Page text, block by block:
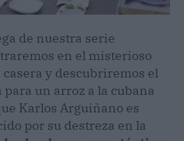
de nuestra serie
en el misterioso
y descubriremos el
para un arroz a la cubana
Karlos Arguiñano es
por su destreza en la